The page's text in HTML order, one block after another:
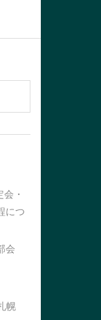
・
につ
会
幌